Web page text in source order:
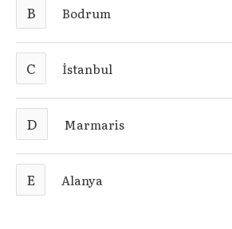
B Bodrum
C İstanbul
D Marmaris
E Alanya